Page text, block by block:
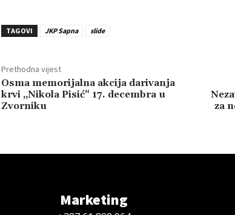
TAGOVI JKP Sapna slide
Prethodna vijest
Osma memorijalna akcija darivanja
krvi „Nikola Pisić“ 17. decembra u
Zvorniku
za
Marketing